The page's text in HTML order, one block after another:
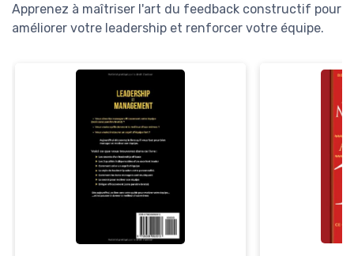
Apprenez à maîtriser l'art du feedback constructif pour
améliorer votre leadership et renforcer votre équipe.